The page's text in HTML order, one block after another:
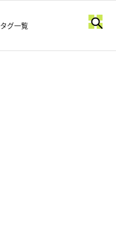
タグ一覧